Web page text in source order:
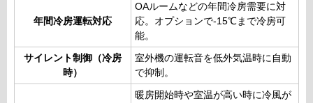
年間冷房運転対応
OAルームなどの年間冷房需要に対
応。オプションで-15℃まで冷房可
能。
サイレント制御（冷房
時）
室外機の運転音を低外気温時に自動
で抑制。
暖房開始時や室温が高い時に冷風が